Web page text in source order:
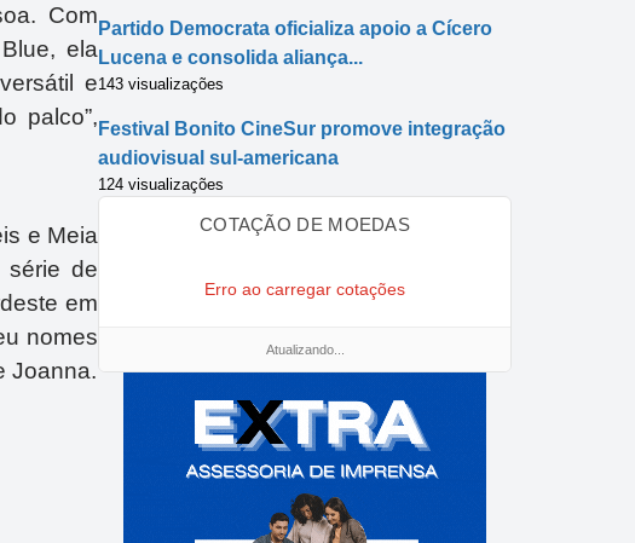
Com
ela
e
palco”,
e Meia
série de
em
nomes
Joanna.
Partido Democrata oficializa apoio a Cícero
Lucena e consolida aliança...
143 visualizações
Festival Bonito CineSur promove integração
audiovisual sul-americana
124 visualizações
COTAÇÃO DE MOEDAS
Erro ao carregar cotações
Atualizando...